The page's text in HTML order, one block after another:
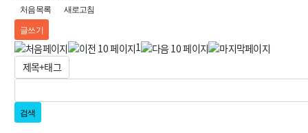
처음목록
새로고침
글쓰기
1
검색